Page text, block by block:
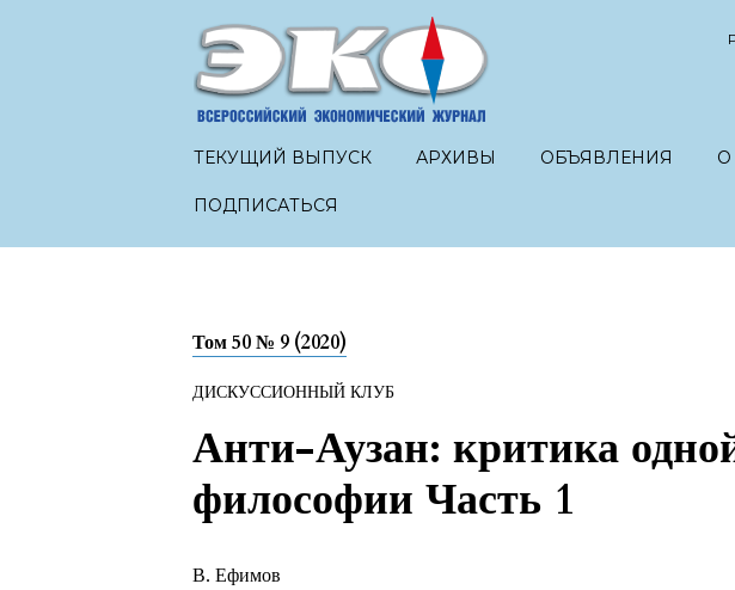
ТЕКУЩИЙ ВЫПУСК АРХИВЫ ОБЪЯВЛЕНИЯ О
ПОДПИСАТЬСЯ
Том 50 № 9 (2020)
ДИСКУССИОННЫЙ КЛУБ
Анти-Аузан: критика
философии Часть 1
В. Ефимов